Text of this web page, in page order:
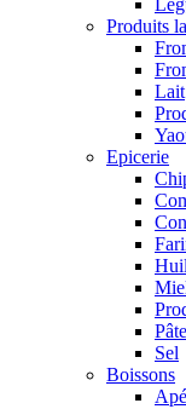
Produits
Lait
Epicerie
Sel
Boissons